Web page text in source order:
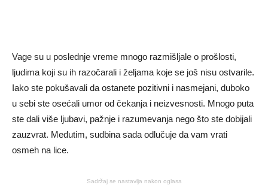
Vage su u poslednje vreme mnogo razmišljale o prošlosti,
ljudima koji su ih razočarali i željama koje se još nisu ostvarile.
Iako ste pokušavali da ostanete pozitivni i nasmejani, duboko
u sebi ste osećali umor od čekanja i neizvesnosti. Mnogo puta
ste dali više ljubavi, pažnje i razumevanja nego što ste dobijali
zauzvrat. Međutim, sudbina sada odlučuje da vam vrati
osmeh na lice.
Sadržaj se nastavlja nakon oglasa